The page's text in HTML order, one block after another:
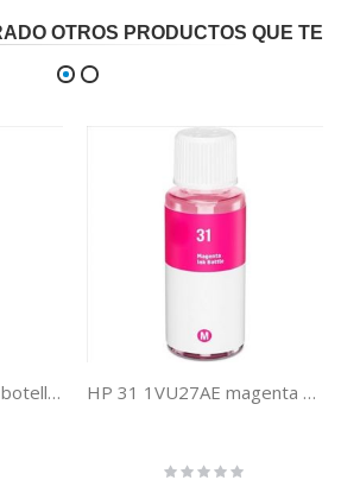
OTROS PRODUCTOS QUE TE
HP 31 1VU26AE cian botella de tinta compatible HP 31 1VU27AE magenta botella de tinta compatible
Rating: